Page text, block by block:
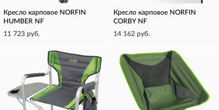
Кресло карповое NORFIN
HUMBER NF
11 723 руб.
Кресло карповое NORFIN
CORBY NF
14 162 руб.